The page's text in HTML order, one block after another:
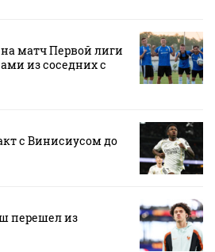
матч Первой лиги
из соседних с
с Винисиусом до
перешел из